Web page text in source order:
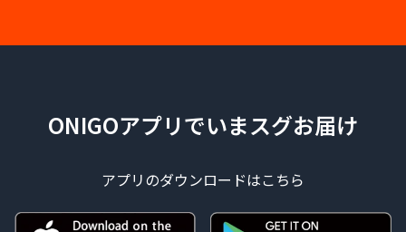
ONIGOアプリでいまスグお届け
アプリのダウンロードはこちら